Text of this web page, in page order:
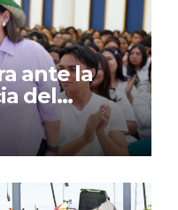
ante la
del
capacita a